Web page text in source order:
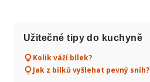
Užitečné tipy do kuchyně
Kolik váží bílek?
Jak z bílků vyšlehat pevný sníh?